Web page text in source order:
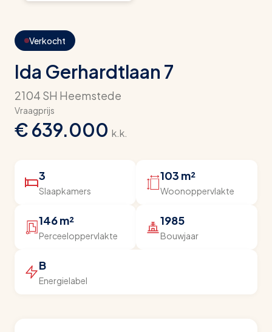
Verkocht
Ida Gerhardtlaan 7
2104 SH Heemstede
Vraagprijs
€ 639.000 k.k.
3
Slaapkamers
103 m²
Woonoppervlakte
146 m²
Perceeloppervlakte
1985
Bouwjaar
B
Energielabel